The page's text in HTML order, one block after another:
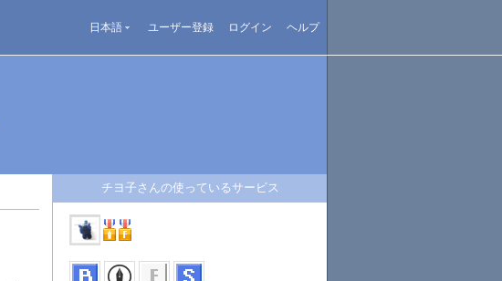
日本語 ユーザー登録 ログイン ヘルプ
チヨ子さんの使っているサービス